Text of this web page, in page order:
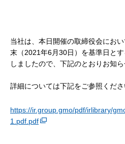
当社は、本日開催の取締役会にお
末（2021年6月30日）を基準日と
しましたので、下記のとおりお知ら
詳細については下記をご参照くださ
https://ir.group.gmo/pdf/irlibrary/
1.pdf.pdf